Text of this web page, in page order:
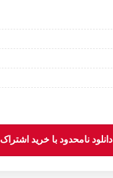
دانلود نامحدود با خرید اشتراک